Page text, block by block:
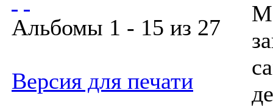
Альбомы 1 - 15 из 27
Версия для печати